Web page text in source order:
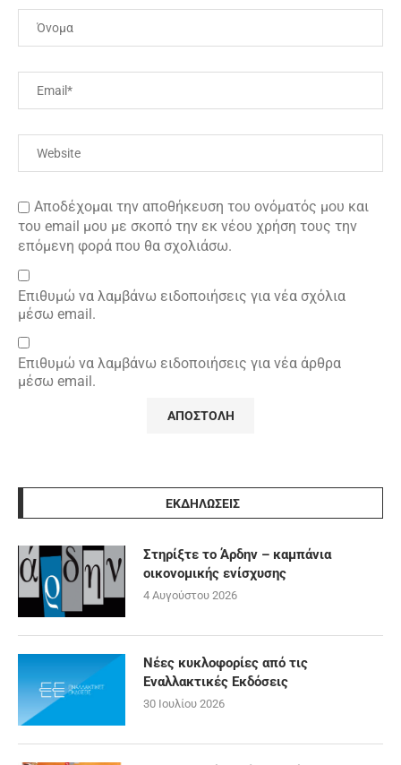
Αποδέχομαι την αποθήκευση του ονόματός μου και
του email μου με σκοπό την εκ νέου χρήση τους την
επόμενη φορά που θα σχολιάσω.
Επιθυμώ να λαμβάνω ειδοποιήσεις για νέα σχόλια
μέσω email.
Επιθυμώ να λαμβάνω ειδοποιήσεις για νέα άρθρα
μέσω email.
ΕΚΔΗΛΩΣΕΙΣ
Στηρίξτε το Άρδην – καμπάνια
οικονομικής ενίσχυσης
4 Αυγούστου 2026
Νέες κυκλοφορίες από τις
Εναλλακτικές Εκδόσεις
30 Ιουλίου 2026